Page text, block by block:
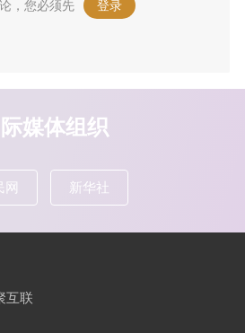
，您必须先 登录 。
际媒体组织
网 新华社
互联